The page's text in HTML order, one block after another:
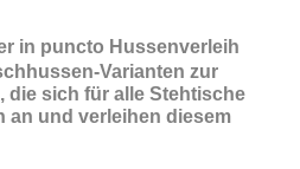
in puncto Hussenverleih
Varianten zur
die sich für alle Stehtische
an und verleihen diesem